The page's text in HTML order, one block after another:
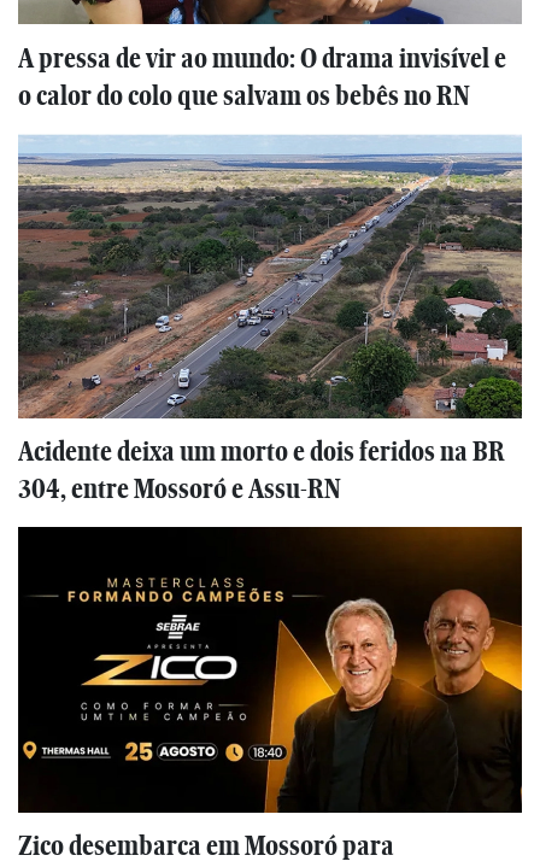
A pressa de vir ao mundo: O drama invisível e
o calor do colo que salvam os bebês no RN
Acidente deixa um morto e dois feridos na BR
304, entre Mossoró e Assu-RN
Zico desembarca em Mossoró para